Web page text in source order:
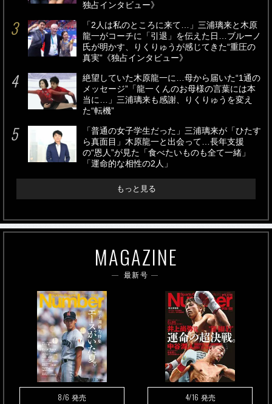
独占インタビュー》
「2人は私のところに来て…」三浦璃来と木原
龍一がコーチに「引退」を伝えた日…ブルーノ
氏が明かす、りくりゅうが感じてきた“重圧の
真実”《独占インタビュー》
絶望していた木原龍一に…母から届いた“1通の
メッセージ”「龍一くんのお母様の言葉には本
当に…」三浦璃来も感謝、りくりゅうを変え
た“転機”
「普通の女子学生だった」三浦璃来が「ひたす
ら真面目」木原龍一と出会って…長年支援
の“恩人”が見た「食べたいものも全て一緒」
「運命的な相性の2人」
もっと見る
MAGAZINE
最新号
8/6 発売 4/16 発売